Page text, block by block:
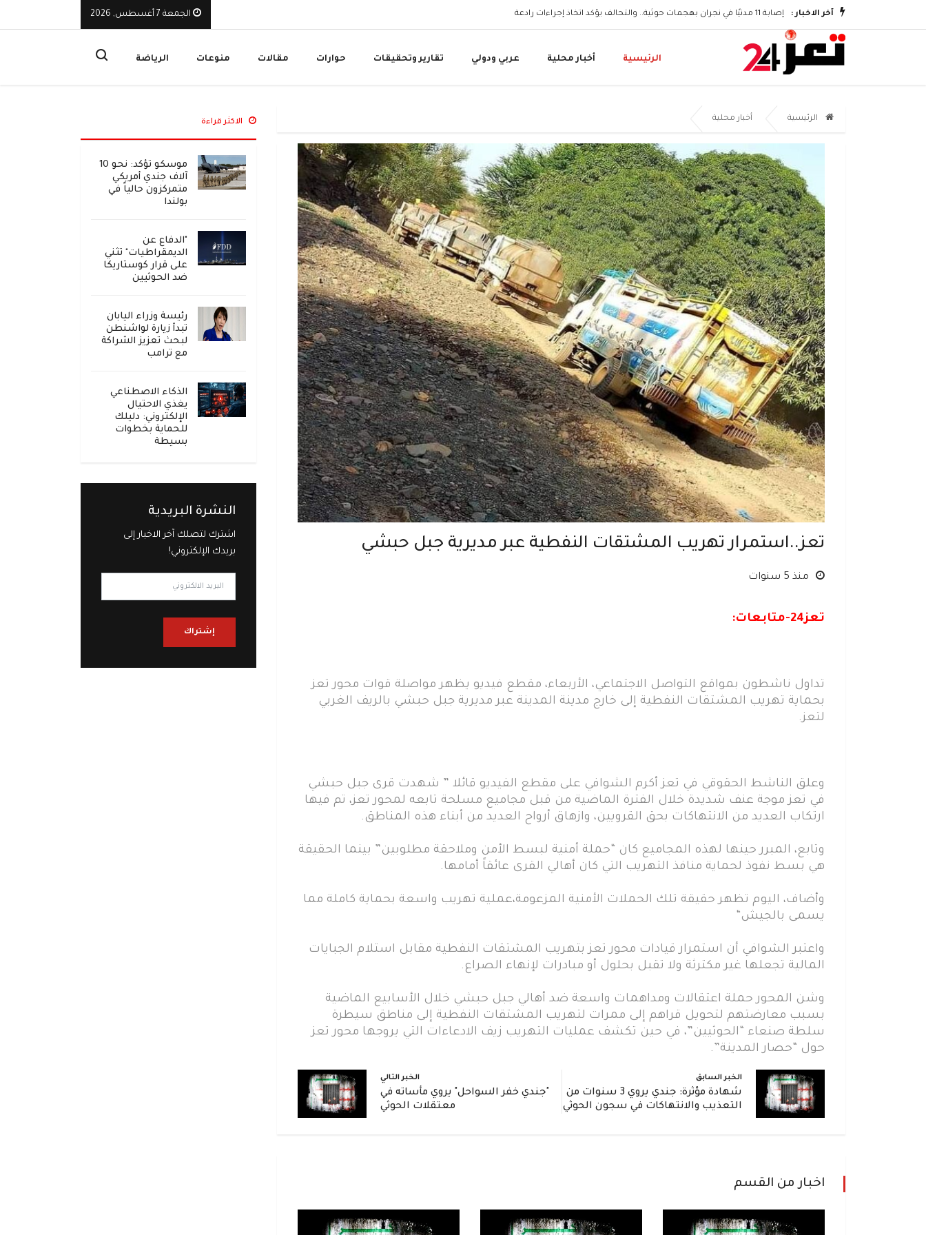
آخر الاخبار : إصابة 11 مدنيًا في نجران بهجمات حوثية.. والتحالف يؤكد اتخاذ إجراءات رادعة البنك المركزي اليمني يوقف تراخيص ثلاث منشآت صرافة ويأمر بإغلاق مقراتها
الجمعة 7 أغسطس, 2026
الرئيسية أخبار محلية عربي ودولي تقارير وتحقيقات حوارات مقالات منوعات الرياضة
الرئيسية أخبار محلية
تعز..استمرار تهريب المشتقات النفطية عبر مديرية جبل حبشي
منذ 5 سنوات
تعز24-متابعات:
تداول ناشطون بمواقع التواصل الاجتماعي، الأربعاء، مقطع فيديو يظهر مواصلة قوات محور تعز
بحماية تهريب المشتقات النفطية إلى خارج مدينة المدينة عبر مديرية جبل حبشي بالريف الغربي
لتعز.
وعلق الناشط الحقوقي في تعز أكرم الشوافي على مقطع الفيديو قائلا ” شهدت قرى جبل حبشي
في تعز موجة عنف شديدة خلال الفترة الماضية من قبل مجاميع مسلحة تابعه لمحور تعز، تم فيها
ارتكاب العديد من الانتهاكات بحق القرويين، وازهاق أرواح العديد من أبناء هذه المناطق.
وتابع، المبرر حينها لهذه المجاميع كان “حملة أمنية لبسط الأمن وملاحقة مطلوبين” بينما الحقيقة
هي بسط نفوذ لحماية منافذ التهريب التي كان أهالي القرى عائقاً أمامها.
وأضاف، اليوم تظهر حقيقة تلك الحملات الأمنية المزعومة،عملية تهريب واسعة بحماية كاملة مما
يسمى بالجيش“
واعتبر الشوافي أن استمرار قيادات محور تعز بتهريب المشتقات النفطية مقابل استلام الجبايات
المالية تجعلها غير مكترثة ولا تقبل بحلول أو مبادرات لإنهاء الصراع.
وشن المحور حملة اعتقالات ومداهمات واسعة ضد أهالي جبل حبشي خلال الأسابيع الماضية
بسبب معارضتهم لتحويل قراهم إلى ممرات لتهريب المشتقات النفطية إلى مناطق سيطرة
سلطة صنعاء “الحوثيين”، في حين تكشف عمليات التهريب زيف الادعاءات التي يروجها محور تعز
حول “حصار المدينة”.
الخبر السابق
شهادة مؤثرة: جندي يروي 3 سنوات من
التعذيب والانتهاكات في سجون الحوثي
الخبر التالي
"جندي خفر السواحل" يروي مأساته في
معتقلات الحوثي
اخبار من القسم
الاكثر قراءة
موسكو تؤكد: نحو 10
آلاف جندي أمريكي
متمركزون حالياً في
بولندا
"الدفاع عن
الديمقراطيات" تثني
على قرار كوستاريكا
ضد الحوثيين
رئيسة وزراء اليابان
تبدأ زيارة لواشنطن
لبحث تعزيز الشراكة
مع ترامب
الذكاء الاصطناعي
يغذي الاحتيال
الإلكتروني: دليلك
للحماية بخطوات
بسيطة
النشرة البريدية
اشترك لتصلك آخر الاخبار إلى
بريدك الإلكتروني!
إشتراك